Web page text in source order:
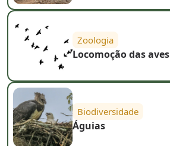
Zoologia
Locomoção das aves
Biodiversidade
Águias